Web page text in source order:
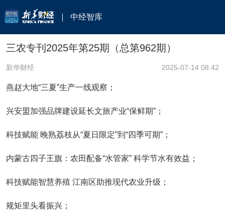
中经智库
三农专刊2025年第25期（总第962期）
新华财经 2025-07-14 08:42
燕赵大地“三夏”生产一线观察；
兴安盟加强品牌建设延长文旅产业“保鲜期”；
科技赋能 晚熟荔枝从“夏日限定”到“四季可期”；
内蒙古四子王旗：农田配备“水管家” 科学节水有效益；
科技赋能智慧养殖 江南区助推现代农业升级；
规矩里头看振兴；